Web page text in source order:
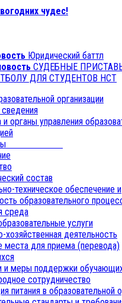
чудес!
Юридический баттл
СУДЕБНЫЕ
ДЛЯ СТУДЕНТОВ НСТ
организации
и органы управления
состав
техническое обеспечение и
образовательного
среда
услуги
хозяйственная деятельность
места для приема (перевода)
и меры поддержки
сотрудничество
питания в образовательной